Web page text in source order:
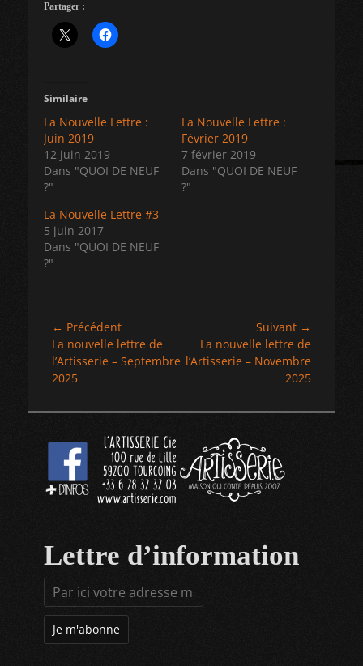
Partager :
Similaire
La Nouvelle Lettre :
Juin 2019
12 juin 2019
Dans "QUOI DE NEUF
?"
La Nouvelle Lettre :
Février 2019
7 février 2019
Dans "QUOI DE NEUF
?"
La Nouvelle Lettre #3
5 juin 2017
Dans "QUOI DE NEUF
?"
Navigation
de
l’article
← Précédent
Article
précédent :
La nouvelle lettre de
l’Artisserie – Septembre
2025
Suivant →
Article
suivant :
La nouvelle lettre de
l’Artisserie – Novembre
2025
Lettre d’information